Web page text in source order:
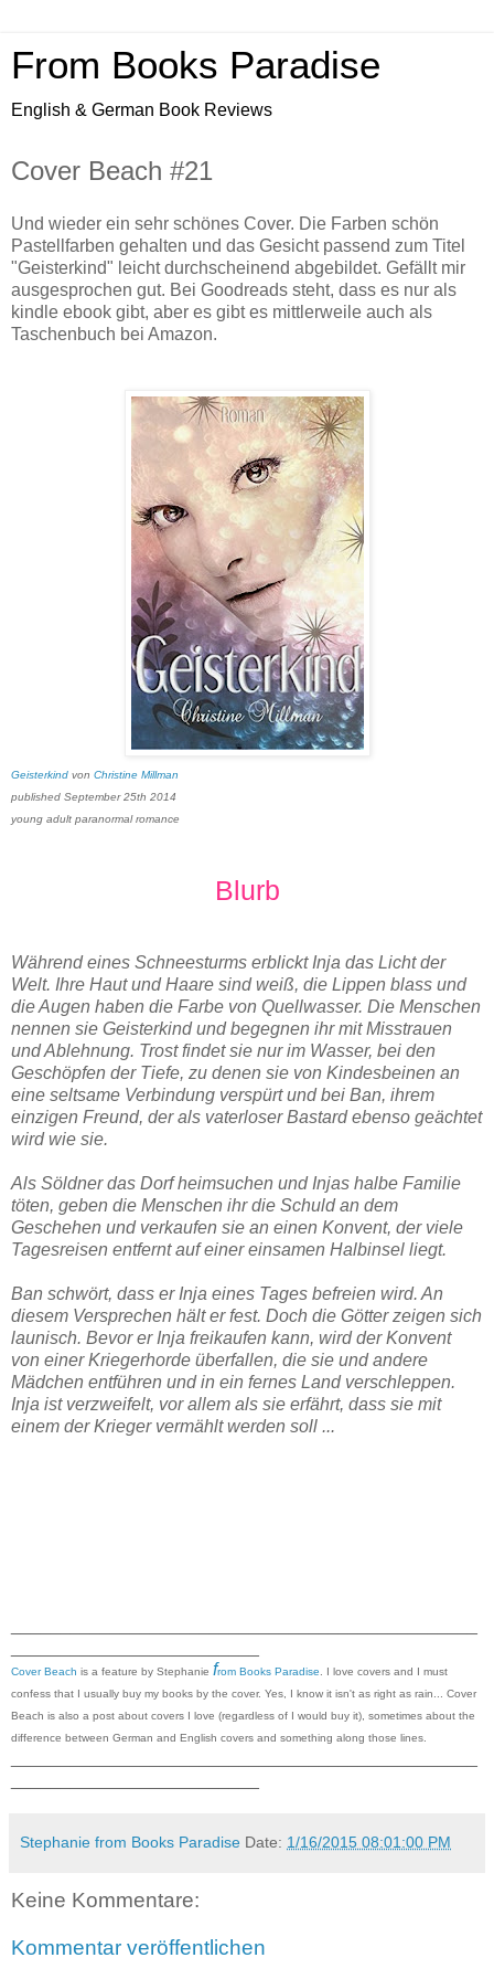
From Books Paradise
English & German Book Reviews
Cover Beach #21
Und wieder ein sehr schönes Cover. Die Farben schön
Pastellfarben gehalten und das Gesicht passend zum Titel
"Geisterkind" leicht durchscheinend abgebildet. Gefällt mir
ausgesprochen gut. Bei Goodreads steht, dass es nur als
kindle ebook gibt, aber es gibt es mittlerweile auch als
Taschenbuch bei Amazon.
Geisterkind von Christine Millman
published September 25th 2014
young adult paranormal romance
Blurb
Während eines Schneesturms erblickt Inja das Licht der
Welt. Ihre Haut und Haare sind weiß, die Lippen blass und
die Augen haben die Farbe von Quellwasser. Die Menschen
nennen sie Geisterkind und begegnen ihr mit Misstrauen
und Ablehnung. Trost findet sie nur im Wasser, bei den
Geschöpfen der Tiefe, zu denen sie von Kindesbeinen an
eine seltsame Verbindung verspürt und bei Ban, ihrem
einzigen Freund, der als vaterloser Bastard ebenso geächtet
wird wie sie.
Als Söldner das Dorf heimsuchen und Injas halbe Familie
töten, geben die Menschen ihr die Schuld an dem
Geschehen und verkaufen sie an einen Konvent, der viele
Tagesreisen entfernt auf einer einsamen Halbinsel liegt.
Ban schwört, dass er Inja eines Tages befreien wird. An
diesem Versprechen hält er fest. Doch die Götter zeigen sich
launisch. Bevor er Inja freikaufen kann, wird der Konvent
von einer Kriegerhorde überfallen, die sie und andere
Mädchen entführen und in ein fernes Land verschleppen.
Inja ist verzweifelt, vor allem als sie erfährt, dass sie mit
einem der Krieger vermählt werden soll ...
Cover Beach is a feature by Stephanie from Books Paradise . I love covers and I must
confess that I usually buy my books by the cover. Yes, I know it isn't as right as rain... Cover
Beach is also a post about covers I love (regardless of I would buy it), sometimes about the
difference between German and English covers and something along those lines.
Stephanie from Books Paradise Date: 1/16/2015 08:01:00 PM
Keine Kommentare:
Kommentar veröffentlichen